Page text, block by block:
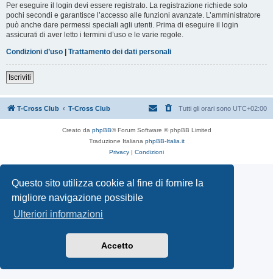
Questo sito utilizza cookie al fine di fornire la
migliore navigazione possibile
Ulteriori informazioni
Accetto
Per eseguire il login devi essere registrato. La registrazione richiede solo
pochi secondi e garantisce l’accesso alle funzioni avanzate. L’amministratore
può anche dare permessi speciali agli utenti. Prima di eseguire il login
assicurati di aver letto i termini d’uso e le varie regole.
Condizioni d’uso | Trattamento dei dati personali
Iscriviti
T-Cross Club T-Cross Club Tutti gli orari sono UTC+02:00
Creato da phpBB® Forum Software © phpBB Limited
Traduzione Italiana phpBB-Italia.it
Privacy | Condizioni